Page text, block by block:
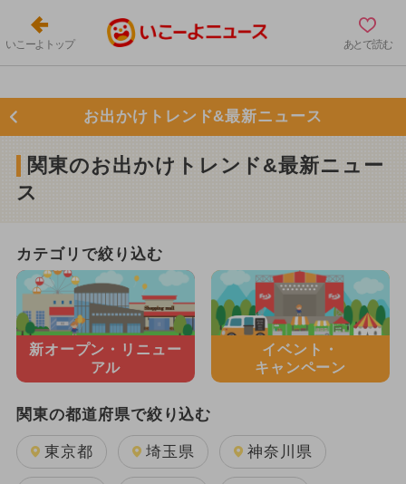
いこーよトップ あとで読む
お出かけトレンド&最新ニュース
関東のお出かけトレンド&最新ニュー
ス
カテゴリで絞り込む
新オープン・ リニュー
アル
イベント・
キャンペーン
関東の都道府県で絞り込む
東京都 埼玉県 神奈川県